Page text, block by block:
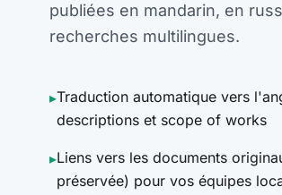
publiées en mandarin, en
recherches multilingues.
▸Traduction automatique vers
descriptions et scope of works
▸Liens vers les documents
préservée) pour vos équipes